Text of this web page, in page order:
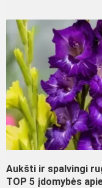
Aukšti ir spalvingi
TOP 5 įdomybės